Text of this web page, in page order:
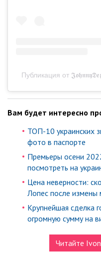
Публикация от
Вам будет интересно
ТОП-10 украинских
фото в паспорте
Премьеры осени
посмотреть на
Цена неверности:
Лопес после измены
Крупнейшая сделка
огромную сумму на
Читайте